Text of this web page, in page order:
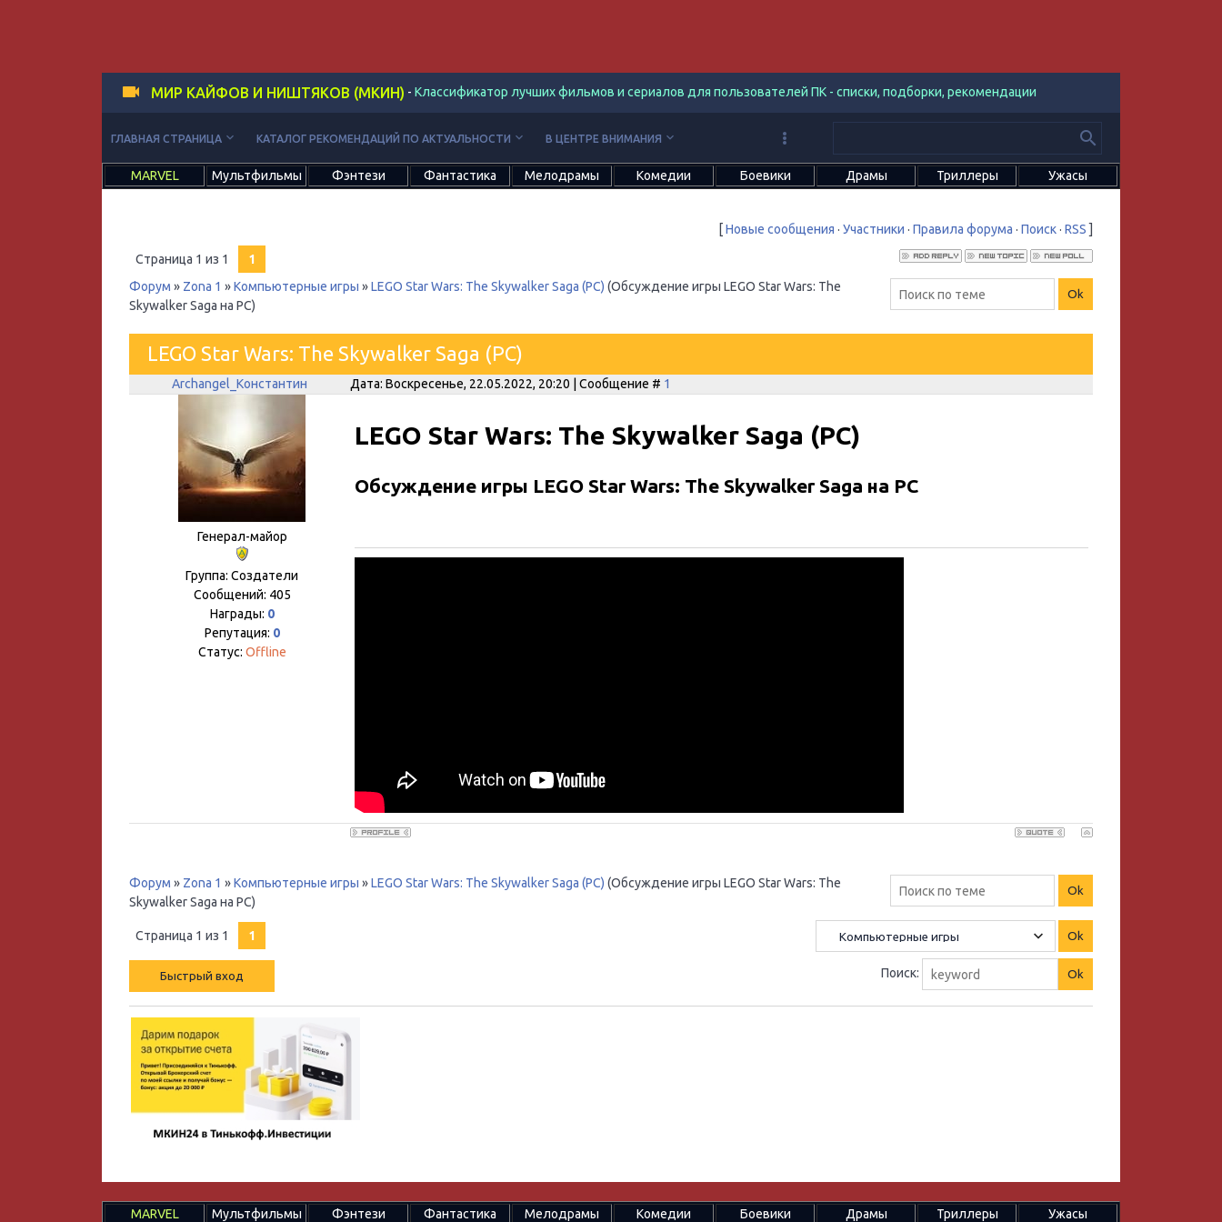
МИР КАЙФОВ И НИШТЯКОВ (МКИН) - Классификатор лучших фильмов и сериалов для пользователей ПК - списки, подборки, рекомендации
ГЛАВНАЯ СТРАНИЦА keyboard_arrow_down КАТАЛОГ РЕКОМЕНДАЦИЙ ПО АКТУАЛЬНОСТИ keyboard_arrow_down В ЦЕНТРЕ ВНИМАНИЯ keyboard_arrow_down
MARVEL Мультфильмы Фэнтези Фантастика Мелодрамы Комедии Боевики Драмы Триллеры Ужасы
[Новые сообщения · Участники · Правила форума · Поиск· RSS ]
Страница 1 из 1
1
Форум » Zona 1 »Компьютерные игры »LEGO Star Wars: The Skywalker Saga (PC) (Обсуждение игры LEGO Star Wars: The
Skywalker Saga на PC)
LEGO Star Wars: The Skywalker Saga (PC)
Archangel_Константин Дата: Воскресенье, 22.05.2022, 20:20 | Сообщение # 1
Генерал-майор
Группа: Создатели
Сообщений: 405
Награды: 0
Репутация: 0
Статус: Offline
LEGO Star Wars: The Skywalker Saga (PC)
Обсуждение игры LEGO Star Wars: The Skywalker Saga на PC
Форум » Zona 1 »Компьютерные игры »LEGO Star Wars: The Skywalker Saga (PC) (Обсуждение игры LEGO Star Wars: The
Skywalker Saga на PC)
Страница 1 из 1 1
Поиск:
MARVEL Мультфильмы Фэнтези Фантастика Мелодрамы Комедии Боевики Драмы Триллеры Ужасы